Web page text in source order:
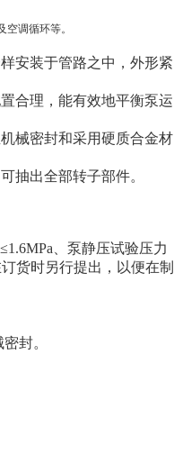
调循环等。
安装于管路之中，外形紧
合理，能有效地平衡泵运
械密封和采用硬质合金材
抽出全部转子部件。
、泵静压试验压力
货时另行提出，以便在制
封。